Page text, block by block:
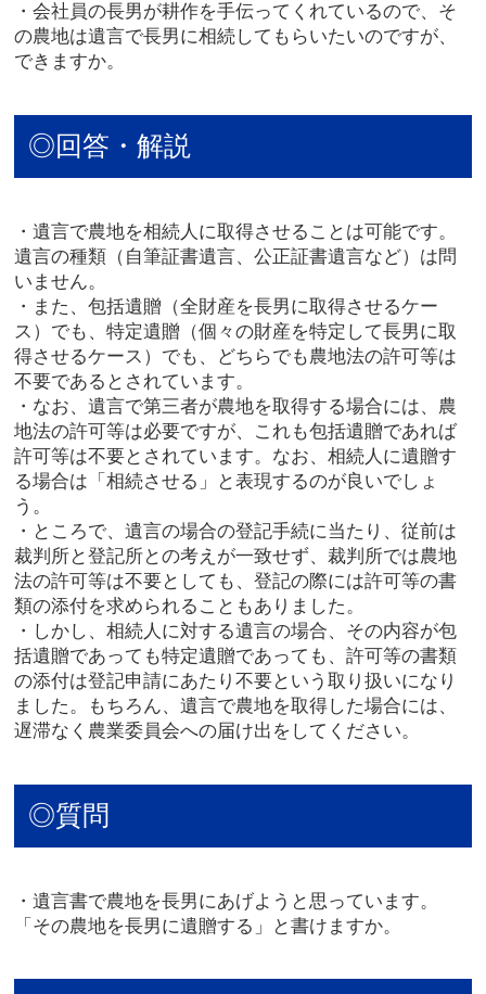
・会社員の長男が耕作を手伝ってくれているので、そ
の農地は遺言で長男に相続してもらいたいのですが、
できますか。
◎回答・解説
・遺言で農地を相続人に取得させることは可能です。
遺言の種類（自筆証書遺言、公正証書遺言など）は問
いません。
・また、包括遺贈（全財産を長男に取得させるケー
ス）でも、特定遺贈（個々の財産を特定して長男に取
得させるケース）でも、どちらでも農地法の許可等は
不要であるとされています。
・なお、遺言で第三者が農地を取得する場合には、農
地法の許可等は必要ですが、これも包括遺贈であれば
許可等は不要とされています。なお、相続人に遺贈す
る場合は「相続させる」と表現するのが良いでしょ
う。
・ところで、遺言の場合の登記手続に当たり、従前は
裁判所と登記所との考えが一致せず、裁判所では農地
法の許可等は不要としても、登記の際には許可等の書
類の添付を求められることもありました。
・しかし、相続人に対する遺言の場合、その内容が包
括遺贈であっても特定遺贈であっても、許可等の書類
の添付は登記申請にあたり不要という取り扱いになり
ました。もちろん、遺言で農地を取得した場合には、
遅滞なく農業委員会への届け出をしてください。
◎質問
・遺言書で農地を長男にあげようと思っています。
「その農地を長男に遺贈する」と書けますか。